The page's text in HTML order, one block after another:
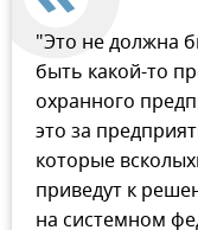
"Это не должна
быть какой-то
охранного
это за
которые
приведут к
на системном